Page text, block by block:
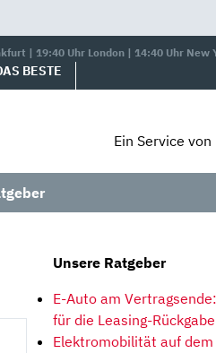
| 19:40 Uhr London | 14:40 Uhr New
BESTE
Ein Service von
Unsere Ratgeber
E-Auto am
für die Leasing-Rückgabe
Elektromobilität auf